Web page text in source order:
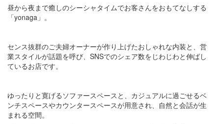
昼から夜まで癒しのシーシャタイムでお客さんをおもてなしする
「yonaga」。
センス抜群のご夫婦オーナーが作り上げたおしゃれな内装と、営
業スタイルが話題を呼び、SNSでのシェア数をじわじわと伸ばし
ているお店です。
ゆったりと寛げるソファースペースと、カジュアルに過ごせるベ
ンチスペースやカウンタースペースが用意され、自然と会話が生
まれる空間。